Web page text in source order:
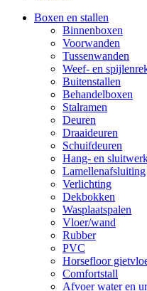
Boxen en stallen
Binnenboxen
Voorwanden
Tussenwanden
Weef- en
Buitenstallen
Behandelboxen
Stalramen
Deuren
Draaideuren
Schuifdeuren
Hang- en
Lamellenafsluiting
Verlichting
Dekbokken
Wasplaatspalen
Vloer/wand
Rubber
PVC
Horsefloor
Comfortstall
Afvoer water en